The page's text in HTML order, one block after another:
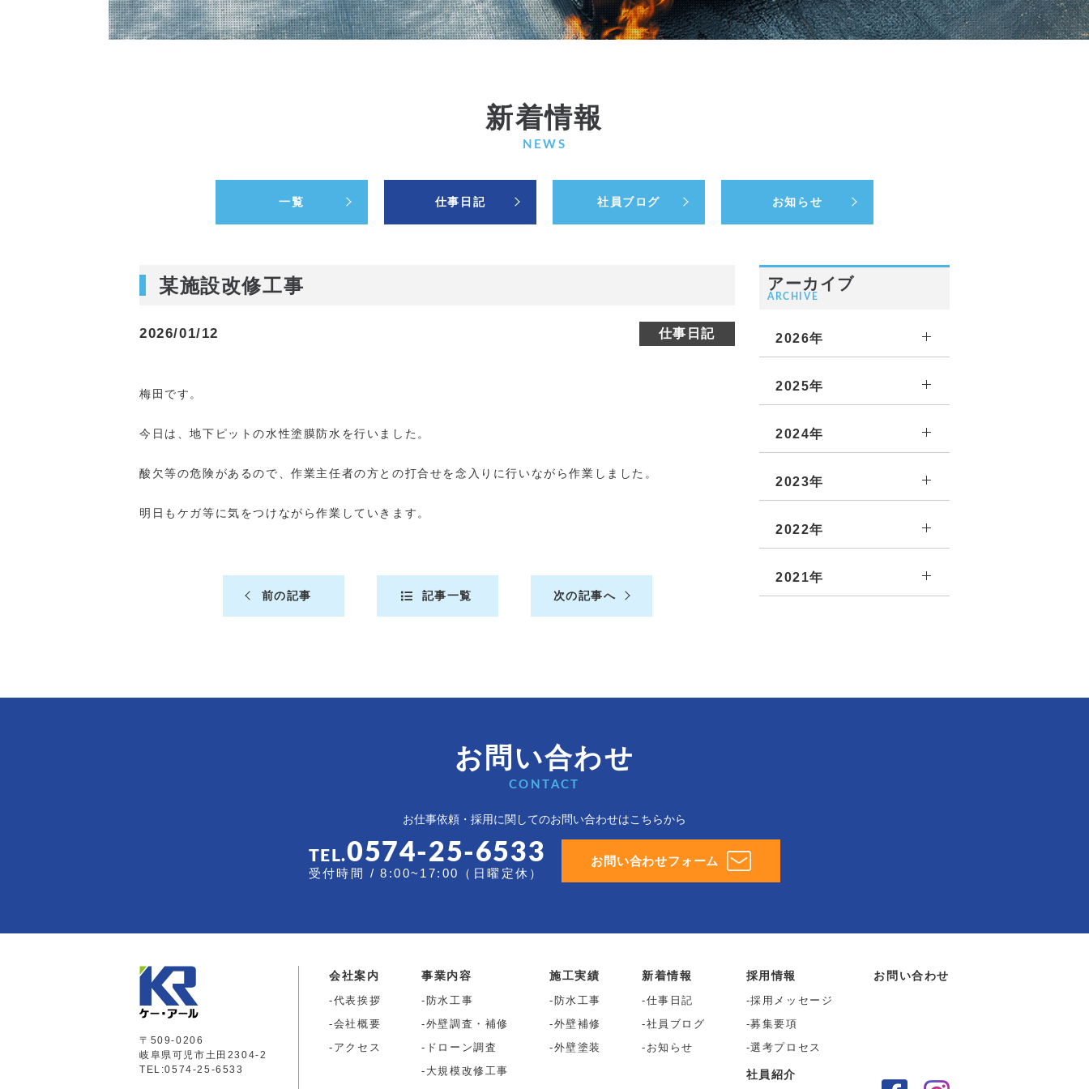
新着情報
NEWS
一覧 仕事日記 社員ブログ お知らせ
某施設改修工事
2026/01/12 仕事日記
梅田です。
今日は、地下ピットの水性塗膜防水を行いました。
酸欠等の危険があるので、作業主任者の方との打合せを念入りに行いながら作業しました。
明日もケガ等に気をつけながら作業していきます。
前の記事 記事一覧 次の記事へ
アーカイブ
ARCHIVE
2026年
2025年
2024年
2023年
2022年
2021年
お問い合わせ
CONTACT
お仕事依頼・採用に関してのお問い合わせはこちらから
TEL.0574-25-6533
受付時間 / 8:00~17:00（日曜定休）
お問い合わせフォーム
〒509-0206
岐阜県可児市土田2304-2
TEL:0574-25-6533
会社案内
代表挨拶
会社概要
アクセス
事業内容
防水工事
外壁調査・補修
ドローン調査
大規模改修工事
施工実績
防水工事
外壁補修
外壁塗装
新着情報
仕事日記
社員ブログ
お知らせ
採用情報
採用メッセージ
募集要項
選考プロセス
社員紹介
お問い合わせ